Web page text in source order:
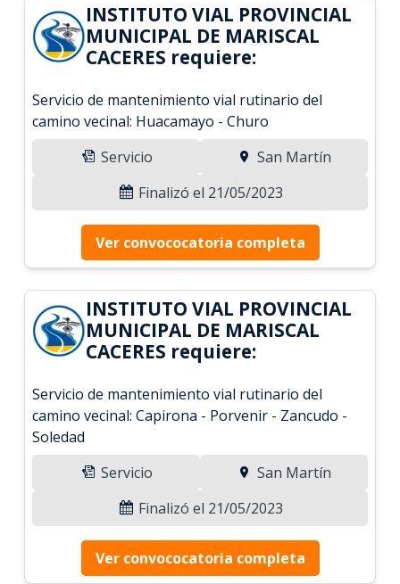
INSTITUTO VIAL PROVINCIAL
MUNICIPAL DE MARISCAL
CACERES requiere:
Servicio de mantenimiento vial rutinario del
camino vecinal: Huacamayo - Churo
Servicio
San Martín
Finalizó el 21/05/2023
Ver convococatoria completa
INSTITUTO VIAL PROVINCIAL
MUNICIPAL DE MARISCAL
CACERES requiere:
Servicio de mantenimiento vial rutinario del
camino vecinal: Capirona - Porvenir - Zancudo -
Soledad
Servicio
San Martín
Finalizó el 21/05/2023
Ver convococatoria completa